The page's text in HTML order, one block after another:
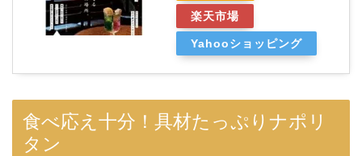
楽天市場
Yahooショッピング
食べ応え十分！具材たっぷりナポリ
タン